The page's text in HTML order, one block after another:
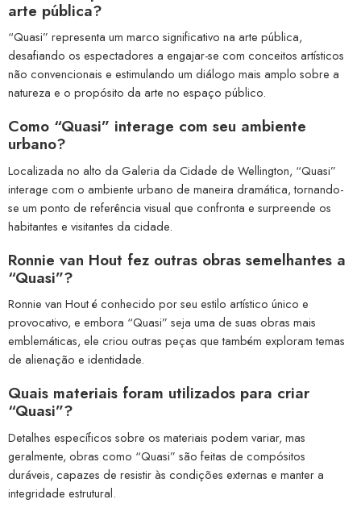
arte pública?
“Quasi” representa um marco significativo na arte pública,
desafiando os espectadores a engajar-se com conceitos artísticos
não convencionais e estimulando um diálogo mais amplo sobre a
natureza e o propósito da arte no espaço público.
Como “Quasi” interage com seu ambiente
urbano?
Localizada no alto da Galeria da Cidade de Wellington, “Quasi”
interage com o ambiente urbano de maneira dramática, tornando-
se um ponto de referência visual que confronta e surpreende os
habitantes e visitantes da cidade.
Ronnie van Hout fez outras obras semelhantes a
“Quasi”?
Ronnie van Hout é conhecido por seu estilo artístico único e
provocativo, e embora “Quasi” seja uma de suas obras mais
emblemáticas, ele criou outras peças que também exploram temas
de alienação e identidade.
Quais materiais foram utilizados para criar
“Quasi”?
Detalhes específicos sobre os materiais podem variar, mas
geralmente, obras como “Quasi” são feitas de compósitos
duráveis, capazes de resistir às condições externas e manter a
integridade estrutural.